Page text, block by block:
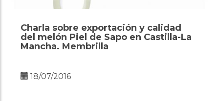
Charla sobre exportación y calidad
del melón Piel de Sapo en Castilla-La
Mancha. Membrilla
18/07/2016